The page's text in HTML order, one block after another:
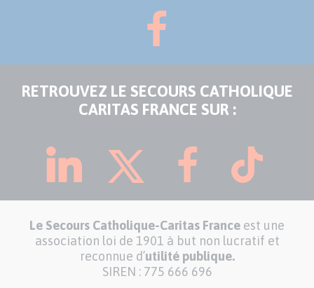
RETROUVEZ LE SECOURS CATHOLIQUE
CARITAS FRANCE SUR :
Le Secours Catholique-Caritas France est une
association loi de 1901 à but non lucratif et
reconnue d’utilité publique.
SIREN : 775 666 696